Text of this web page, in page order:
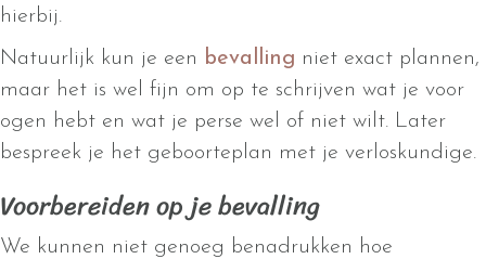
hierbij.
Natuurlijk kun je een bevalling niet exact plannen,
maar het is wel fijn om op te schrijven wat je voor
ogen hebt en wat je perse wel of niet wilt. Later
bespreek je het geboorteplan met je verloskundige.
Voorbereiden op je bevalling
We kunnen niet genoeg benadrukken hoe